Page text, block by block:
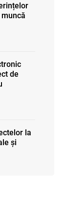
de
la
și